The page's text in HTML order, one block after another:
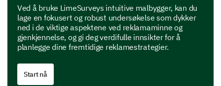
Not at all familiar Slightly familiar
Moderately familiar Very familiar
Perception and Effectiveness
Let's delve into your thoughts about the effectiveness
Ved å bruke LimeSurveys intuitive malbygger, kan du
lage en fokusert og robust undersøkelse som dykker
ned i de viktige aspektene ved reklamaminne og
gjenkjennelse, og gi deg verdifulle innsikter for å
planlegge dine fremtidige reklamestrategier.
Start nå